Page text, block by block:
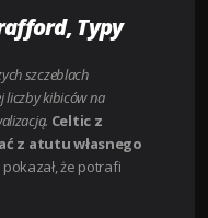
Typy
szczeblach
liczby kibiców na
Celtic z
z atutu własnego
że potrafi